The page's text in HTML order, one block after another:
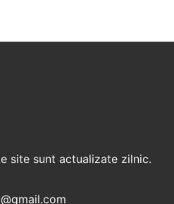
site sunt actualizate zilnic.